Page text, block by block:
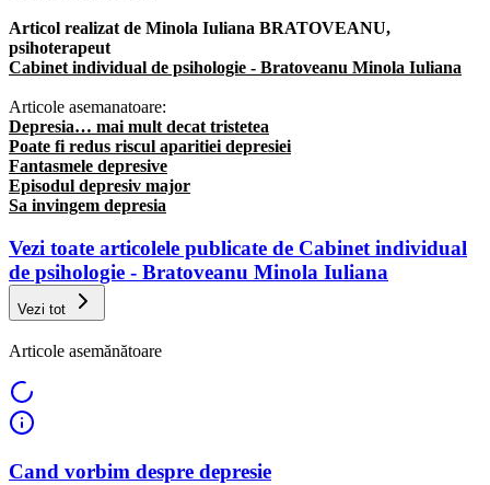
Articol realizat de Minola Iuliana BRATOVEANU,
psihoterapeut
Cabinet individual de psihologie - Bratoveanu Minola Iuliana
Articole asemanatoare:
Depresia… mai mult decat tristetea
Poate fi redus riscul aparitiei depresiei
Fantasmele depresive
Episodul depresiv major
Sa invingem depresia
Vezi toate articolele publicate de Cabinet individual
de psihologie - Bratoveanu Minola Iuliana
Vezi tot
Articole asemănătoare
Cand vorbim despre depresie